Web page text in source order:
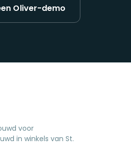
Oliver-demo
voor
in winkels van St.